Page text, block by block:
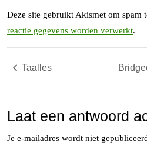
Deze site gebruikt Akismet om spam
reactie gegevens worden verwerkt.
Taalles
Laat een antwoord
Je e-mailadres wordt niet